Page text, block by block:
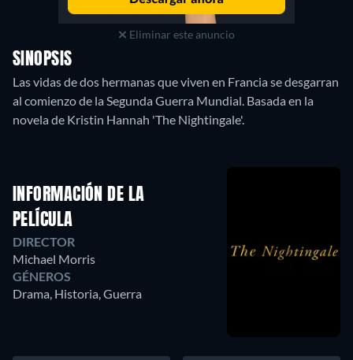
Eliminar este anuncio
SINOPSIS
Las vidas de dos hermanas que viven en Francia se desgarran
al comienzo de la Segunda Guerra Mundial. Basada en la
novela de Kristin Hannah 'The Nightingale'.
INFORMACIÓN DE LA
PELÍCULA
DIRECTOR
Michael Morris
GÉNEROS
Drama, Historia, Guerra